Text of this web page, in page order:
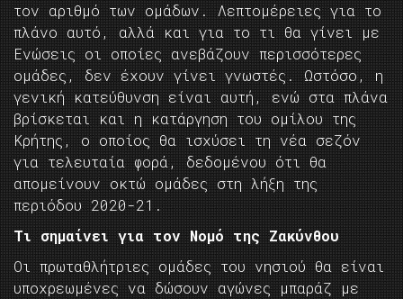
τον αριθμό των ομάδων. Λεπτομέρειες για το
πλάνο αυτό, αλλά και για το τι θα γίνει με
Ενώσεις οι οποίες ανεβάζουν περισσότερες
ομάδες, δεν έχουν γίνει γνωστές. Ωστόσο, η
γενική κατεύθυνση είναι αυτή, ενώ στα πλάνα
βρίσκεται και η κατάργηση του ομίλου της
Κρήτης, ο οποίος θα ισχύσει τη νέα σεζόν
για τελευταία φορά, δεδομένου ότι θα
απομείνουν οκτώ ομάδες στη λήξη της
περιόδου 2020-21.
Τι σημαίνει για τoν Νομό της Ζακύνθου
Οι πρωταθλήτριες ομάδες του νησιού θα είναι
υποχρεωμένες να δώσουν αγώνες μπαράζ με